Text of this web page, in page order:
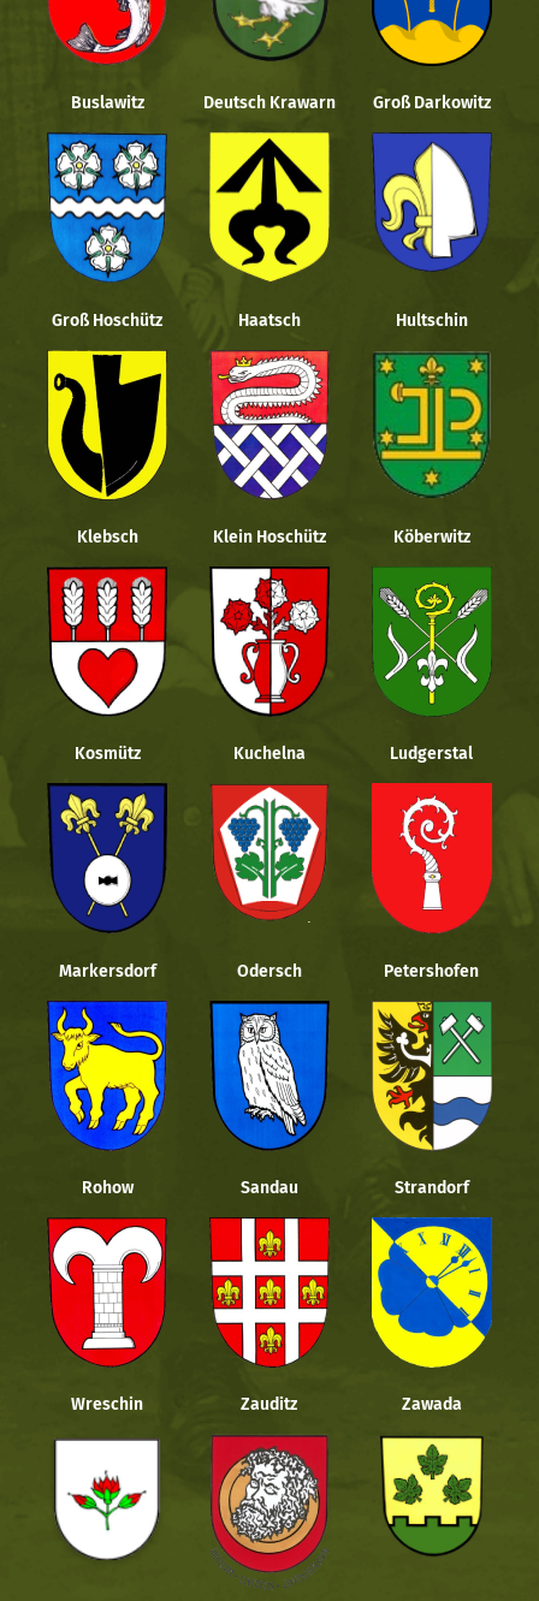
Buslawitz Deutsch Krawarn Groß Darkowitz
Groß Hoschütz Haatsch Hultschin
Klebsch Klein Hoschütz Köberwitz
Kosmütz Kuchelna Ludgerstal
Markersdorf Odersch Petershofen
Rohow Sandau Strandorf
Wreschin Zauditz Zawada